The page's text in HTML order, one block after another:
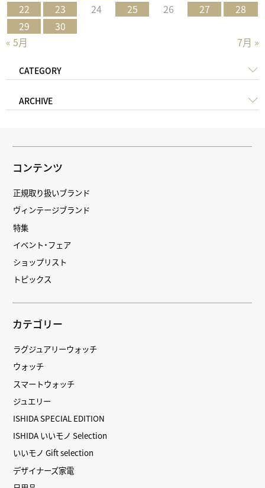
« 5月 7月 »
22
23 24 25 26 27
28
29
30
CATEGORY
ARCHIVE
コンテンツ
正規取り扱いブランド
ヴィンテージブランド
特集
イベント・フェア
ショップリスト
トピックス
カテゴリー
ラグジュアリーウォッチ
ウォッチ
スマートウォッチ
ジュエリー
ISHIDA SPECIAL EDITION
ISHIDA いいモノ Selection
いいモノ Gift selection
デザイナーズ家電